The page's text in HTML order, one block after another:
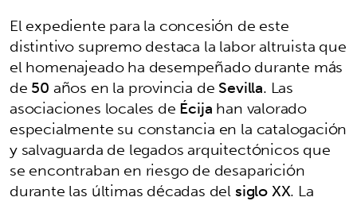
El expediente para la concesión de este
distintivo supremo destaca la labor altruista que
el homenajeado ha desempeñado durante más
de50años en la provincia deSevilla. Las
asociaciones locales deÉcijahan valorado
especialmente su constancia en la catalogación
y salvaguarda de legados arquitectónicos que
se encontraban en riesgo de desaparición
durante las últimas décadas delsiglo XX. La